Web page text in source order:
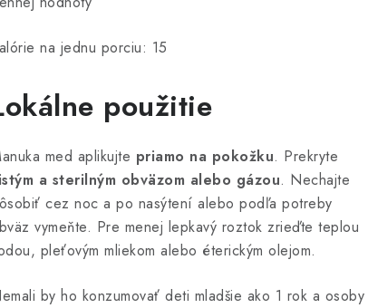
na jednu porciu: 15
použitie
med aplikujte priamo na pokožku. Prekryte
a sterilným obväzom alebo gázou. Nechajte
cez noc a po nasýtení alebo podľa potreby
vymeňte. Pre menej lepkavý roztok zrieďte teplou
pleťovým mliekom alebo éterickým olejom.
by ho konzumovať deti mladšie ako 1 rok a osoby